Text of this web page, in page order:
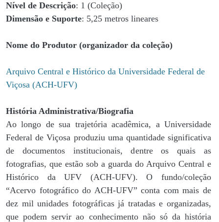
Nível de Descrição: 1 (Coleção)
Dimensão e Suporte: 5,25 metros lineares
Nome do Produtor (organizador da coleção)
Arquivo Central e Histórico da Universidade Federal de
Viçosa (ACH-UFV)
História Administrativa/Biografia
Ao longo de sua trajetória acadêmica, a Universidade
Federal de Viçosa produziu uma quantidade significativa
de documentos institucionais, dentre os quais as
fotografias, que estão sob a guarda do Arquivo Central e
Histórico da UFV (ACH-UFV). O fundo/coleção
“Acervo fotográfico do ACH-UFV” conta com mais de
dez mil unidades fotográficas já tratadas e organizadas,
que podem servir ao conhecimento não só da história